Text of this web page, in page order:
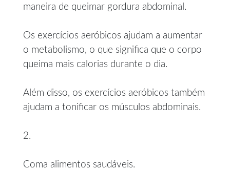
maneira de queimar gordura abdominal.
Os exercícios aeróbicos ajudam a aumentar
o metabolismo, o que significa que o corpo
queima mais calorias durante o dia.
Além disso, os exercícios aeróbicos também
ajudam a tonificar os músculos abdominais.
2.
Coma alimentos saudáveis.